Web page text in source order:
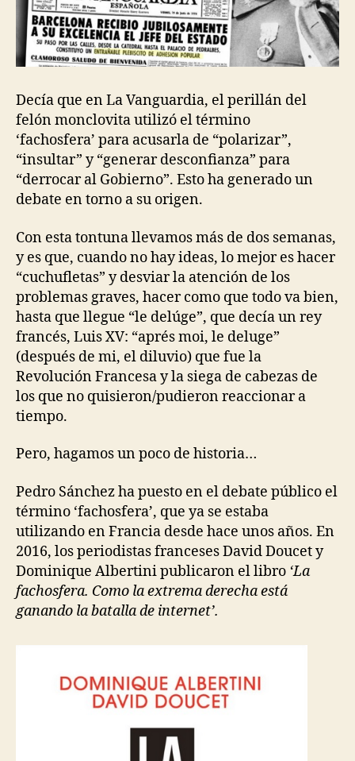
Decía que en La Vanguardia, el perillán del
felón monclovita utilizó el término
‘fachosfera’ para acusarla de “polarizar”,
“insultar” y “generar desconfianza” para
“derrocar al Gobierno”. Esto ha generado un
debate en torno a su origen.
Con esta tontuna llevamos más de dos semanas,
y es que, cuando no hay ideas, lo mejor es hacer
“cuchufletas” y desviar la atención de los
problemas graves, hacer como que todo va bien,
hasta que llegue “le delúge”, que decía un rey
francés, Luis XV: “aprés moi, le deluge”
(después de mi, el diluvio) que fue la
Revolución Francesa y la siega de cabezas de
los que no quisieron/pudieron reaccionar a
tiempo.
Pero, hagamos un poco de historia…
Pedro Sánchez ha puesto en el debate público el
término ‘fachosfera’, que ya se estaba
utilizando en Francia desde hace unos años. En
2016, los periodistas franceses David Doucet y
Dominique Albertini publicaron el libro ‘La
fachosfera. Como la extrema derecha está
ganando la batalla de internet’.